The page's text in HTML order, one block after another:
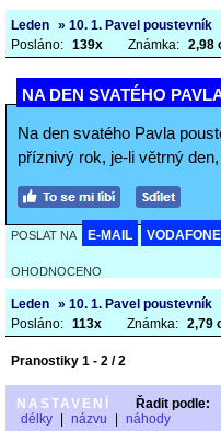
Leden » 10. 1. Pavel poustevník
Posláno: 139x Známka: 2,98
NA DEN SVATÉHO
Na den svatého Pavla
příznivý rok, je-li větrný
POSLAT NA E-MAIL VODAFONE
OHODNOCENO
Leden » 10. 1. Pavel poustevník
Posláno: 113x Známka: 2,79
Pranostiky 1 - 2 / 2
NASTAVENÍ Řadit podle:
délky
názvu
náhody